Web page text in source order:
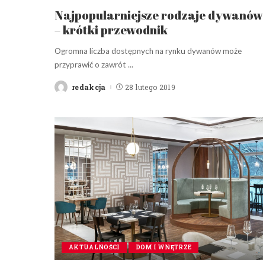
Najpopularniejsze rodzaje dywanów
– krótki przewodnik
Ogromna liczba dostępnych na rynku dywanów może
przyprawić o zawrót ...
Postedredakcja 28 lutego 2019
AKTUALNOŚCI DOM I WNĘTRZE